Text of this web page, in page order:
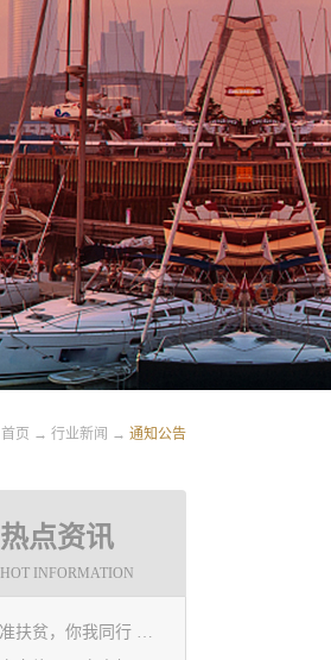
首页 → 行业新闻 → 通知公告
热点资讯
HOT INFORMATION
精准扶贫，你我同行 ——协会荣获全市2018年度脱贫攻坚和扶贫协作先进集体